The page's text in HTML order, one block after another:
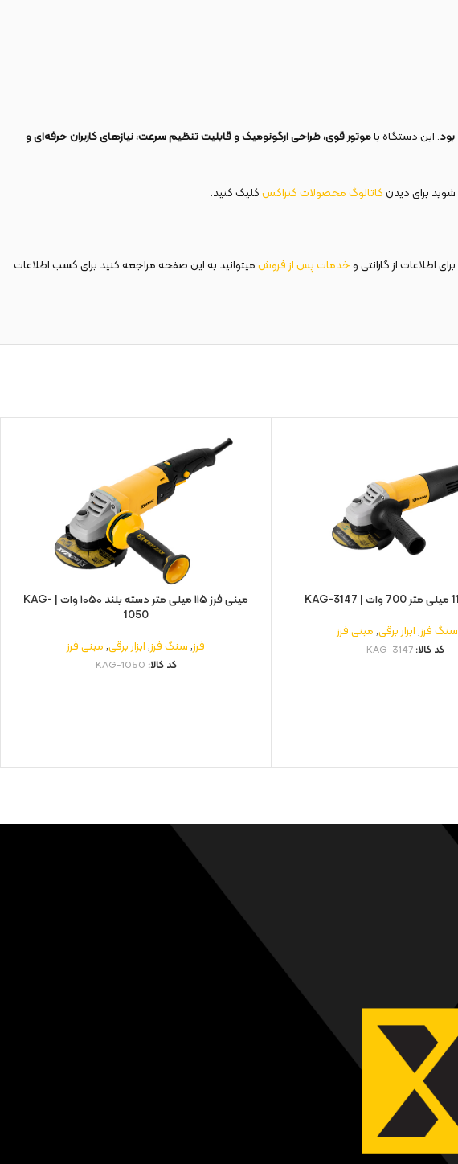
. این دستگاه باموتور قوی، طراحی ارگونومیک و قابلیت تنظیم سرعت، نیازهای کاربران حرفه‌ای و
شوید برای دیدنکاتالوگ محصولات کنزاکسکلیک کنید.
اطلاعات از گارانتی وخدمات پس از فروشمیتوانید به این صفحه مراجعه کنید برای کسب اطلاعات
سنگ فرز,ابزار برقی,مینی فرز
کد کالا: KAG-3147
مینی فرز ۱۱۵ میلی‌ متر دسته بلند ۱۰۵۰ وات | KAG-
1050
فرز,سنگ فرز,ابزار برقی,مینی فرز
کد کالا: KAG-1050